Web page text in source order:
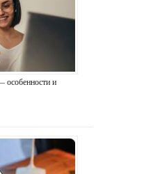
особенности и